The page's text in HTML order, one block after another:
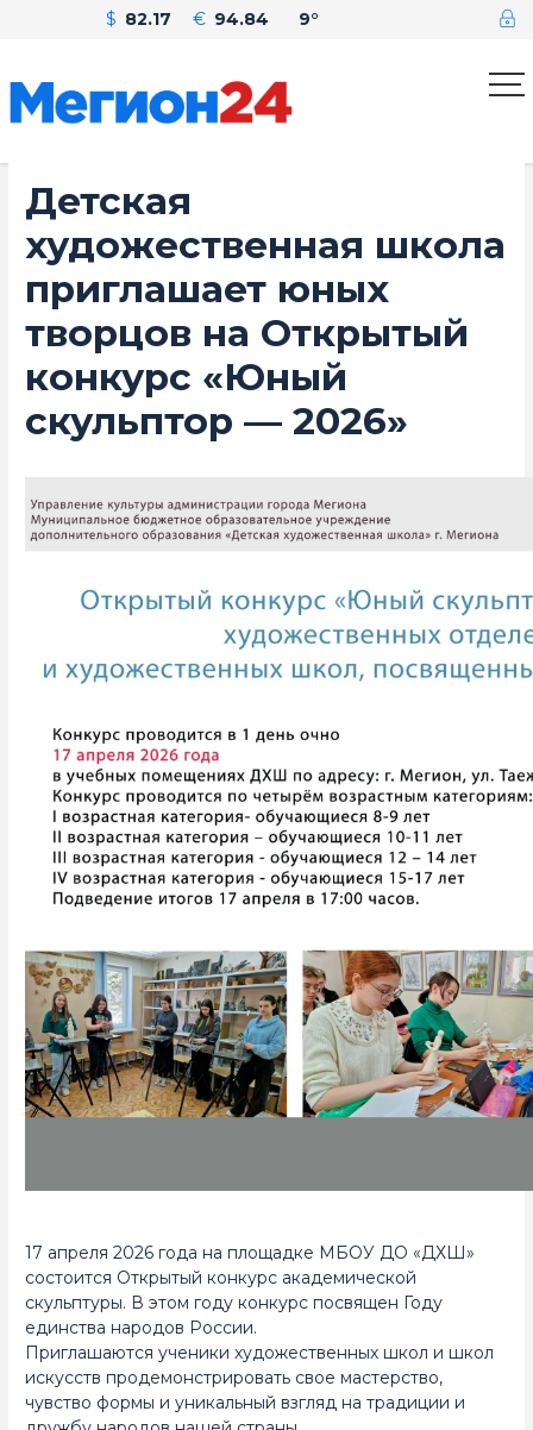
$ 82.17 € 94.84 9°
Детская
художественная школа
приглашает юных
творцов на Открытый
конкурс «Юный
скульптор — 2026»
17 апреля 2026 года на площадке МБОУ ДО «ДХШ»
состоится Открытый конкурс академической
скульптуры. В этом году конкурс посвящен Году
единства народов России.
Приглашаются ученики художественных школ и школ
искусств продемонстрировать свое мастерство,
чувство формы и уникальный взгляд на традиции и